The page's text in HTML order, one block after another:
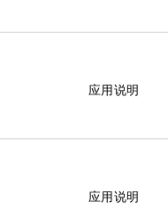
应用说明
应用说明